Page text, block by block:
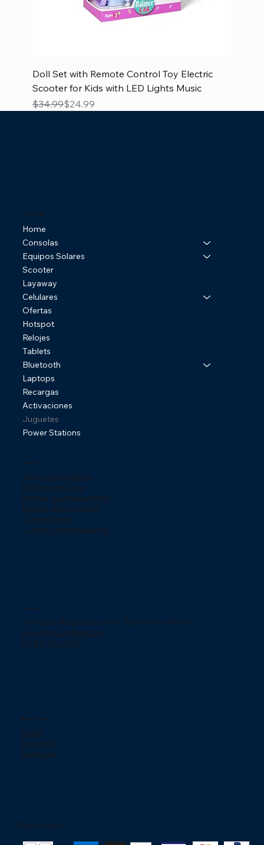
Doll Set with Remote Control Toy Electric
Scooter for Kids with LED Lights Music
Precio
$34.99
Precio de oferta
$24.99
Tienda Online
Home
Consolas
Equipos Solares
Scooter
Layaway
Celulares
Ofertas
Hotspot
Relojes
Tablets
Bluetooth
Laptops
Recargas
Activaciones
Juguetes
Power Stations
Politicas
Terms & Conditions
Politicas de Envío
Politica de Devoluciones
Politica de Privacidad
ChargeBacks
¿Como funciona Klarna?
Contácto
754 Calle Murgia San Juan, Puerto Rico 00909.
jjelectronicpr@aol.com
+(787) 233-2166
Redes Sociales
TikTok
Instagram
Facebook
Paga Seguro